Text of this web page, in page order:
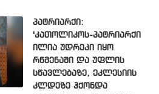
პატრიარქი:
'კათოლიკოს-პატრიარქი
ილია უდრეკი იყო
რწმენაში და უფლის
სწავლებაზე, ეკლესიის
კლდეზე ჰქონდა